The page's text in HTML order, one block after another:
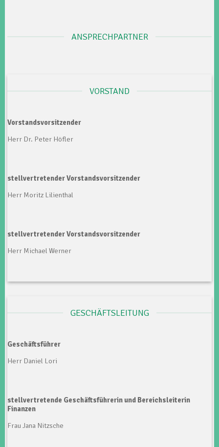
ANSPRECHPARTNER
VORSTAND
Vorstandsvorsitzender
Herr Dr. Peter Höfler
stellvertretender Vorstandsvorsitzender
Herr Moritz Lilienthal
stellvertretender Vorstandsvorsitzender
Herr Michael Werner
GESCHÄFTSLEITUNG
Geschäftsführer
Herr Daniel Lori
stellvertretende Geschäftsführerin und Bereichsleiterin
Finanzen
Frau Jana Nitzsche